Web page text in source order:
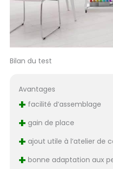
Bilan du test
Avantages
+ facilité d’assemblage
+ gain de place
+ ajout utile à l’atelier de
+ bonne adaptation aux